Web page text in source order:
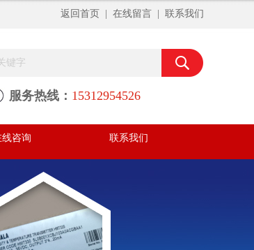
返回首页 在线留言 联系我们
服务热线： 15312954526
线咨询 联系我们